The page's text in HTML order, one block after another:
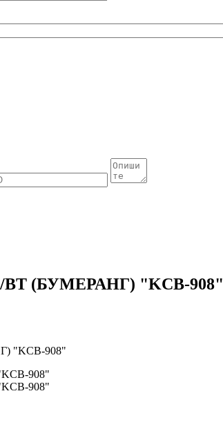
BT (БУМЕРАНГ) "KCB-908"
"KCB-908"